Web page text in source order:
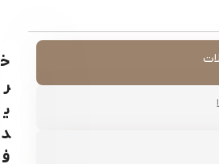
خ
ر
ی
د
ف